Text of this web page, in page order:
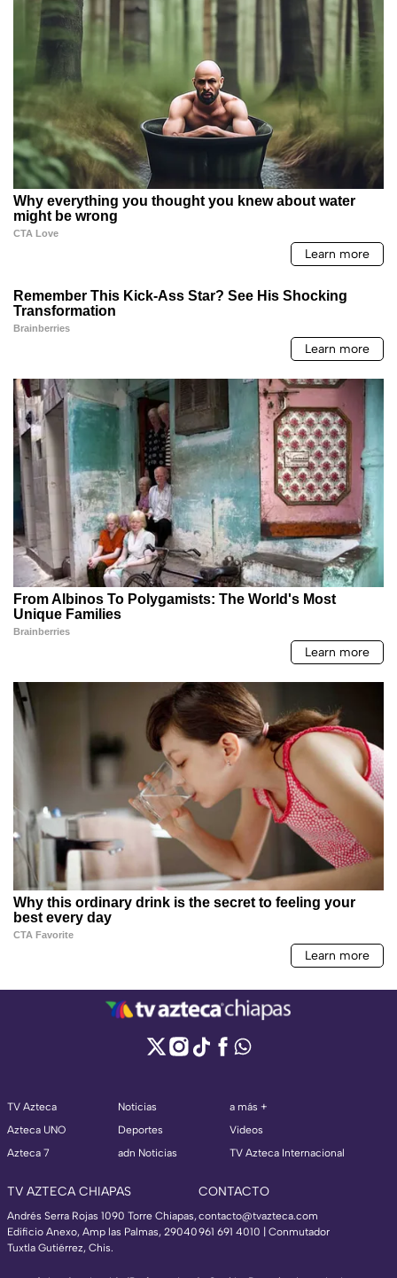
TV Azteca
Azteca UNO
Azteca 7
Noticias
Deportes
adn Noticias
a más +
Videos
TV Azteca Internacional
TV AZTECA CHIAPAS
Andrés Serra Rojas 1090 Torre Chiapas,
Edificio Anexo, Amp las Palmas, 29040
Tuxtla Gutiérrez, Chis.
CONTACTO
contacto@tvazteca.com
961 691 4010 | Conmutador